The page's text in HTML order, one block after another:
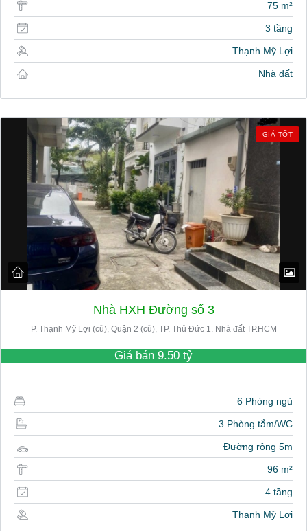
75 m²
3 tầng
Thạnh Mỹ Lợi
Nhà đất
GIÁ TỐT
Nhà HXH Đường số 3
P. Thạnh Mỹ Lợi (cũ), Quận 2 (cũ), TP. Thủ Đức 1. Nhà đất TP.HCM
Giá bán 9.50 tỷ
6 Phòng ngủ
3 Phòng tắm/WC
Đường rộng 5m
96 m²
4 tầng
Thạnh Mỹ Lợi